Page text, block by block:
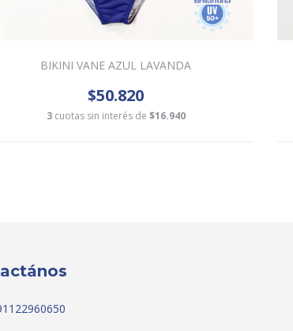
BIKINI VANE AZUL LAVANDA
$50.820
3 cuotas sin interés de $16.940